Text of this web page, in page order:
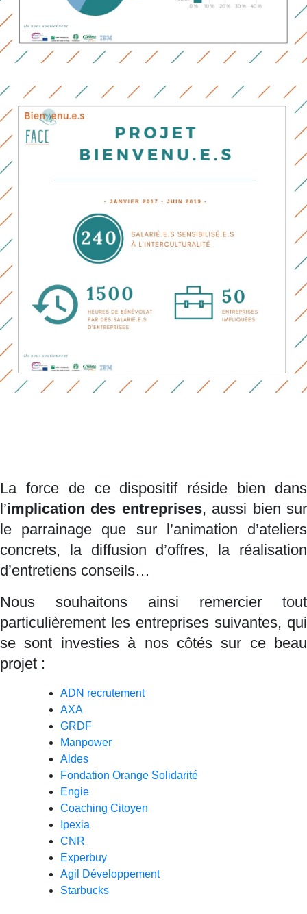
La force de ce dispositif réside bien dans
l’implication des entreprises, aussi bien sur
le parrainage que sur l’animation d’ateliers
concrets, la diffusion d’offres, la réalisation
d’entretiens conseils…
Nous souhaitons ainsi remercier tout
particulièrement les entreprises suivantes, qui
se sont investies à nos côtés sur ce beau
projet :
ADN recrutement
AXA
GRDF
Manpower
Aldes
Fondation Orange Solidarité
Engie
Coaching Citoyen
Ipexia
CNR
Experbuy
Agil Développement
Starbucks